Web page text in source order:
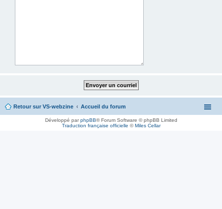
Retour sur VS-webzine Accueil du forum
Développé parphpBB® Forum Software © phpBB Limited
Traduction française officielle ©Miles Cellar